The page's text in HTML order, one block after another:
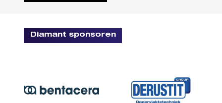
Diamant sponsoren